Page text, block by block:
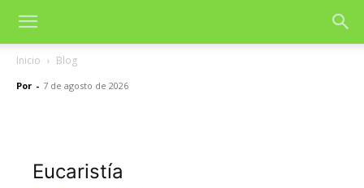
Inicio Blog
Por - 7 de agosto de 2026
Eucaristía